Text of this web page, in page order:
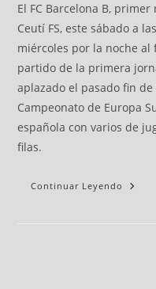
El FC Barcelona B,
Ceutí FS, este sábado a
miércoles por la noche al
partido de la primera
aplazado el pasado fin
Campeonato de Europa
española con varios de
filas.
Continuar Leyendo